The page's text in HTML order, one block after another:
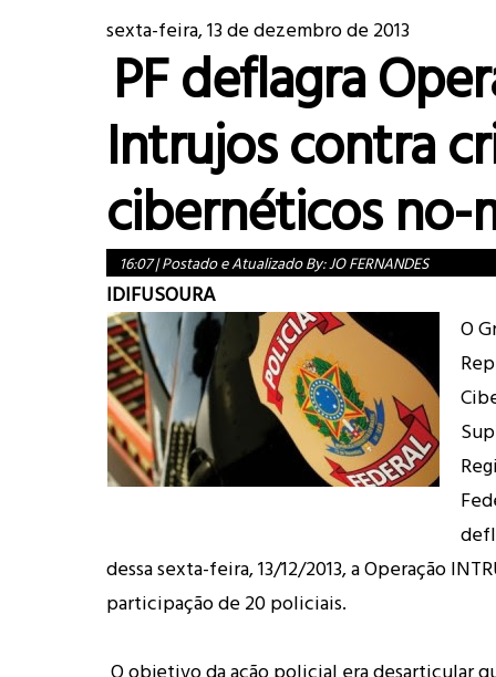
sexta-feira, 13 de dezembro de 2013
PF deflagra
Intrujos contra
cibernéticos no-
16:07|Postado e Atualizado By:JO FERNANDES
IDIFUSOURA
O
dessa sexta-feira, 13/12/2013, a Operação
participação de 20 policiais.
O objetivo da ação policial era desarticular